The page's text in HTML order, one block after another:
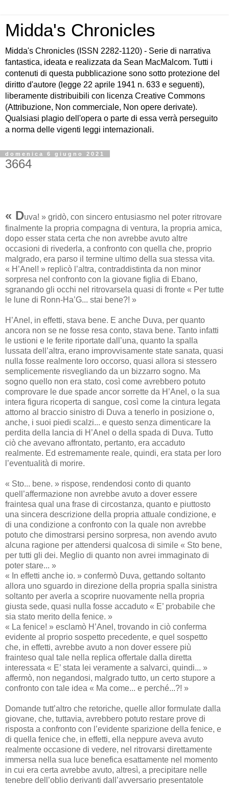
Midda's Chronicles
Midda's Chronicles (ISSN 2282-1120) - Serie di narrativa
fantastica, ideata e realizzata da Sean MacMalcom. Tutti i
contenuti di questa pubblicazione sono sotto protezione del
diritto d'autore (legge 22 aprile 1941 n. 633 e seguenti),
liberamente distribuibili con licenza Creative Commons
(Attribuzione, Non commerciale, Non opere derivate).
Qualsiasi plagio dell'opera o parte di essa verrà perseguito
a norma delle vigenti leggi internazionali.
domenica 6 giugno 2021
3664
« Duva! » gridò, con sincero entusiasmo nel poter ritrovare
finalmente la propria compagna di ventura, la propria amica,
dopo esser stata certa che non avrebbe avuto altre
occasioni di rivederla, a confronto con quella che, proprio
malgrado, era parso il termine ultimo della sua stessa vita.
« H’Anel! » replicò l’altra, contraddistinta da non minor
sorpresa nel confronto con la giovane figlia di Ebano,
sgranando gli occhi nel ritrovarsela quasi di fronte « Per tutte
le lune di Ronn-Ha’G... stai bene?! »
H’Anel, in effetti, stava bene. E anche Duva, per quanto
ancora non se ne fosse resa conto, stava bene. Tanto infatti
le ustioni e le ferite riportate dall’una, quanto la spalla
lussata dell’altra, erano improvvisamente state sanata, quasi
nulla fosse realmente loro occorso, quasi allora si stessero
semplicemente risvegliando da un bizzarro sogno. Ma
sogno quello non era stato, così come avrebbero potuto
comprovare le due spade ancor sorrette da H’Anel, o la sua
intera figura ricoperta di sangue, così come la cintura legata
attorno al braccio sinistro di Duva a tenerlo in posizione o,
anche, i suoi piedi scalzi... e questo senza dimenticare la
perdita della lancia di H’Anel o della spada di Duva. Tutto
ciò che avevano affrontato, pertanto, era accaduto
realmente. Ed estremamente reale, quindi, era stata per loro
l’eventualità di morire.
« Sto... bene. » rispose, rendendosi conto di quanto
quell’affermazione non avrebbe avuto a dover essere
fraintesa qual una frase di circostanza, quanto e piuttosto
una sincera descrizione della propria attuale condizione, e
di una condizione a confronto con la quale non avrebbe
potuto che dimostrarsi persino sorpresa, non avendo avuto
alcuna ragione per attendersi qualcosa di simile « Sto bene,
per tutti gli dei. Meglio di quanto non avrei immaginato di
poter stare... »
« In effetti anche io. » confermò Duva, gettando soltanto
allora uno sguardo in direzione della propria spalla sinistra
soltanto per averla a scoprire nuovamente nella propria
giusta sede, quasi nulla fosse accaduto « E’ probabile che
sia stato merito della fenice. »
« La fenice! » esclamò H’Anel, trovando in ciò conferma
evidente al proprio sospetto precedente, e quel sospetto
che, in effetti, avrebbe avuto a non dover essere più
frainteso qual tale nella replica offertale dalla diretta
interessata « E’ stata lei veramente a salvarci, quindi... »
affermò, non negandosi, malgrado tutto, un certo stupore a
confronto con tale idea « Ma come... e perché...?! »
Domande tutt’altro che retoriche, quelle allor formulate dalla
giovane, che, tuttavia, avrebbero potuto restare prove di
risposta a confronto con l’evidente sparizione della fenice, e
di quella fenice che, in effetti, ella neppure aveva avuto
realmente occasione di vedere, nel ritrovarsi direttamente
immersa nella sua luce benefica esattamente nel momento
in cui era certa avrebbe avuto, altresì, a precipitare nelle
tenebre dell’oblio derivanti dall’avversario presentatole